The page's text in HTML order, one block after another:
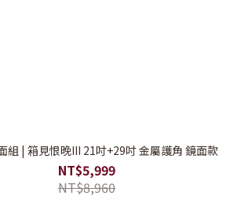
# 經典鏡面組 | 箱見恨晚III 21吋+29吋 金屬護角 鏡面款
NT$5,999
NT$8,960